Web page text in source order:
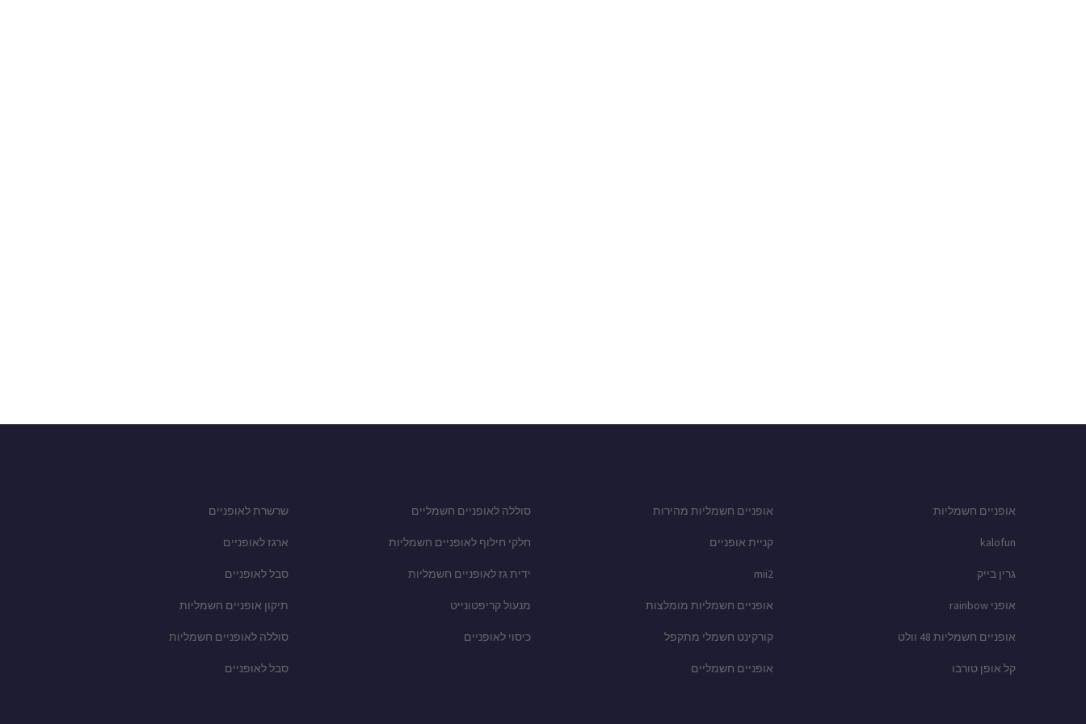
אופניים חשמליות
kalofun
גרין בייק
אופני rainbow
אופניים חשמליות 48 וולט
קל אופן טורבו
אופניים חשמליות מהירות
קניית אופניים
mii2
אופניים חשמליות מומלצות
קורקינט חשמלי מתקפל
אופניים חשמליים
סוללה לאופניים חשמליים
חלקי חילוף לאופניים חשמליות
ידית גז לאופניים חשמליות
מנעול קריפטונייט
כיסוי לאופניים
שרשרת לאופניים
ארגז לאופניים
סבל לאופניים
תיקון אופניים חשמליות
סוללה לאופניים חשמליות
סבל לאופניים